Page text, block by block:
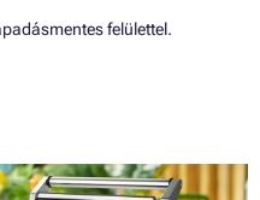
felülettel.